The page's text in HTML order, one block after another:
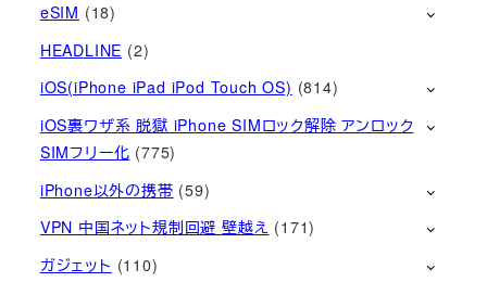
eSIM (18)
HEADLINE (2)
iOS(iPhone iPad iPod Touch OS) (814)
iOS裏ワザ系 脱獄 iPhone SIMロック解除 アンロック
SIMフリー化 (775)
iPhone以外の携帯 (59)
VPN 中国ネット規制回避 壁越え (171)
ガジェット (110)